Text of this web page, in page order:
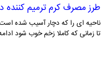
طرز مصرف کرم ترمیم
ناحیه ای را که دچار آسیب شده است
تا زمانی که کاملا زخم خوب شود